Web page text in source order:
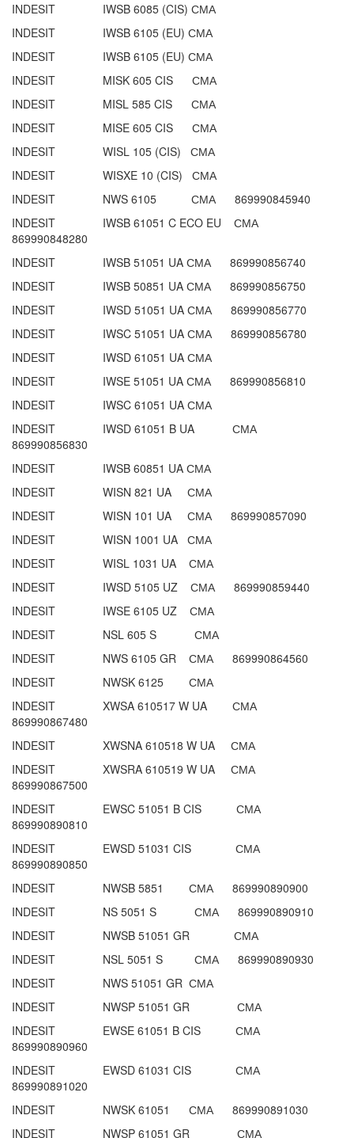
INDESIT IWSB 6085 (CIS) СМА
INDESIT IWSB 6105 (EU) СМА
INDESIT IWSB 6105 (EU) СМА
INDESIT MISK 605 CIS СМА
INDESIT MISL 585 CIS СМА
INDESIT MISE 605 CIS СМА
INDESIT WISL 105 (CIS) СМА
INDESIT WISXE 10 (CIS) СМА
INDESIT NWS 6105 СМА 869990845940
INDESIT IWSB 61051 C ECO EU СМА
869990848280
INDESIT IWSB 51051 UA СМА 869990856740
INDESIT IWSB 50851 UA СМА 869990856750
INDESIT IWSD 51051 UA СМА 869990856770
INDESIT IWSC 51051 UA СМА 869990856780
INDESIT IWSD 61051 UA СМА
INDESIT IWSE 51051 UA СМА 869990856810
INDESIT IWSC 61051 UA СМА
INDESIT IWSD 61051 B UA СМА
869990856830
INDESIT IWSB 60851 UA СМА
INDESIT WISN 821 UA СМА
INDESIT WISN 101 UA СМА 869990857090
INDESIT WISN 1001 UA СМА
INDESIT WISL 1031 UA СМА
INDESIT IWSD 5105 UZ СМА 869990859440
INDESIT IWSE 6105 UZ СМА
INDESIT NSL 605 S СМА
INDESIT NWS 6105 GR СМА 869990864560
INDESIT NWSK 6125 СМА
INDESIT XWSA 610517 W UA СМА
869990867480
INDESIT XWSNA 610518 W UA СМА
INDESIT XWSRA 610519 W UA СМА
869990867500
INDESIT EWSC 51051 B CIS СМА
869990890810
INDESIT EWSD 51031 CIS СМА
869990890850
INDESIT NWSB 5851 СМА 869990890900
INDESIT NS 5051 S СМА 869990890910
INDESIT NWSB 51051 GR СМА
INDESIT NSL 5051 S СМА 869990890930
INDESIT NWS 51051 GR СМА
INDESIT NWSP 51051 GR СМА
INDESIT EWSE 61051 B CIS СМА
869990890960
INDESIT EWSD 61031 CIS СМА
869990891020
INDESIT NWSK 61051 СМА 869990891030
INDESIT NWSP 61051 GR СМА